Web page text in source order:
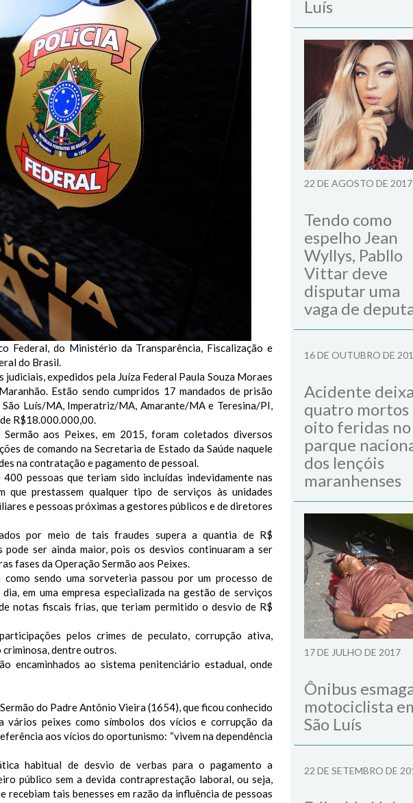
Federal, do Ministério da Transparência, Fiscalização e
do Brasil.
expedidos pela Juíza Federal Paula Souza Moraes
Estão sendo cumpridos 17 mandados de prisão
Luís/MA, Imperatriz/MA, Amarante/MA e Teresina/PI,
R$18.000.000,00.
aos Peixes, em 2015, foram coletados diversos
de comando na Secretaria de Estado da Saúde naquele
na contratação e pagamento de pessoal.
pessoas que teriam sido incluídas indevidamente nas
que prestassem qualquer tipo de serviços às unidades
e pessoas próximas a gestores públicos e de diretores
por meio de tais fraudes supera a quantia de R$
ser ainda maior, pois os desvios continuaram a ser
fases da Operação Sermão aos Peixes.
sendo uma sorveteria passou por um processo de
em uma empresa especializada na gestão de serviços
notas fiscais frias, que teriam permitido o desvio de R$
pelos crimes de peculato, corrupção ativa,
criminosa, dentre outros.
encaminhados ao sistema penitenciário estadual, onde
do Padre Antônio Vieira (1654), que ficou conhecido
vários peixes como símbolos dos vícios e corrupção da
aos vícios do oportunismo: “vivem na dependência
habitual de desvio de verbas para o pagamento a
público sem a devida contraprestação laboral, ou seja,
recebiam tais benesses em razão da influência de pessoas
Luís
22 DE AGOSTO DE 2017
Tendo como
espelho Jean
Wyllys, Pabllo
Vittar deve
disputar uma
vaga de
16 DE OUTUBRO DE
Acidente
quatro mortos
oito feridas no
parque
dos lençóis
maranhenses
17 DE JULHO DE 2017
Ônibus
motociclista
São Luís
22 DE SETEMBRO DE